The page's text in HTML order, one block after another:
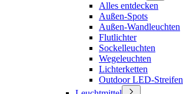
Alles entdecken
Außen-Spots
Außen-Wandleuchten
Flutlichter
Sockelleuchten
Wegeleuchten
Lichterketten
Outdoor LED-Streifen